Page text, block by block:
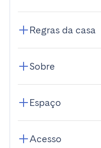
Regras da casa
Sobre
Espaço
Acesso